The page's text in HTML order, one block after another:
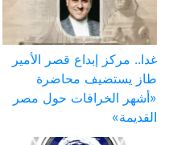
غدا.. مركز إبداع قصر الأمير
طاز يستضيف محاضرة
«أشهر الخرافات حول مصر
القديمة»